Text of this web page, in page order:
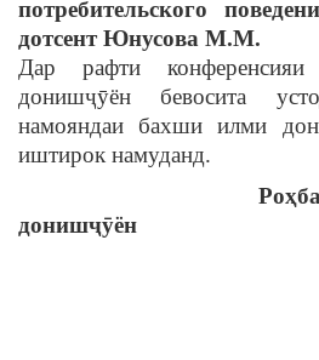
потребительского
дотсент Юнусова М.М.
Дар рафти
донишҷӯён бевосита
намояндаи бахши илми
иштирок намуданд.